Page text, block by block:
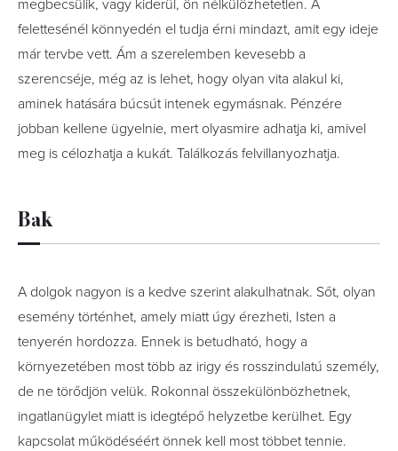
megbecsülik, vagy kiderül, ön nélkülözhetetlen. A
felettesénél könnyedén el tudja érni mindazt, amit egy ideje
már tervbe vett. Ám a szerelemben kevesebb a
szerencséje, még az is lehet, hogy olyan vita alakul ki,
aminek hatására búcsút intenek egymásnak. Pénzére
jobban kellene ügyelnie, mert olyasmire adhatja ki, amivel
meg is célozhatja a kukát. Találkozás felvillanyozhatja.
Bak
A dolgok nagyon is a kedve szerint alakulhatnak. Sőt, olyan
esemény történhet, amely miatt úgy érezheti, Isten a
tenyerén hordozza. Ennek is betudható, hogy a
környezetében most több az irigy és rosszindulatú személy,
de ne törődjön velük. Rokonnal összekülönbözhetnek,
ingatlanügylet miatt is idegtépő helyzetbe kerülhet. Egy
kapcsolat működéséért önnek kell most többet tennie.